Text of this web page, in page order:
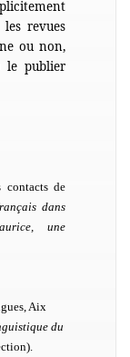
revues
ou non,
le publier
contacts de
dans
une
Aix
du